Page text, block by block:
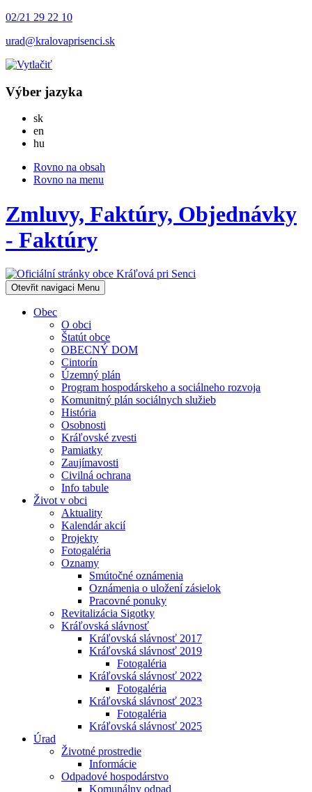
02/21 29 22 10
urad@kralovaprisenci.sk
Výber jazyka
skSlovensky
en
hu
Rovno na obsah
Rovno na menu
Zmluvy, Faktúry, Objednávky
- Faktúry
Otevřit navigaci Menu
Obec
O obci
Štatút obce
OBECNÝ DOM
Cintorín
Územný plán
Program hospodárskeho a sociálneho rozvoja
Komunitný plán sociálnych služieb
História
Osobnosti
Kráľovské zvesti
Pamiatky
Zaujímavosti
Civilná ochrana
Info tabule
Život v obci
Aktuality
Kalendár akcií
Projekty
Fotogaléria
Oznamy
Smútočné oznámenia
Oznámenia o uložení zásielok
Pracovné ponuky
Revitalizácia Sigotky
Kráľovská slávnosť
Kráľovská slávnosť 2017
Kráľovská slávnosť 2019
Fotogaléria
Kráľovská slávnosť 2022
Fotogaléria
Kráľovská slávnosť 2023
Fotogaléria
Kráľovská slávnosť 2025
Úrad
Životné prostredie
Informácie
Odpadové hospodárstvo
Komunálny odpad